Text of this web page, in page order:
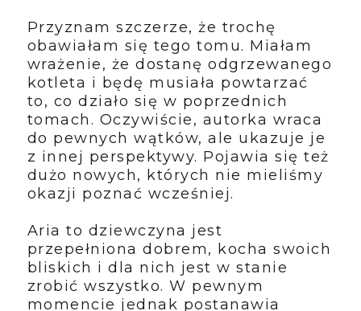
Przyznam szczerze, że trochę
obawiałam się tego tomu. Miałam
wrażenie, że dostanę odgrzewanego
kotleta i będę musiała powtarzać
to, co działo się w poprzednich
tomach. Oczywiście, autorka wraca
do pewnych wątków, ale ukazuje je
z innej perspektywy. Pojawia się też
dużo nowych, których nie mieliśmy
okazji poznać wcześniej.
Aria to dziewczyna jest
przepełniona dobrem, kocha swoich
bliskich i dla nich jest w stanie
zrobić wszystko. W pewnym
momencie jednak postanawia